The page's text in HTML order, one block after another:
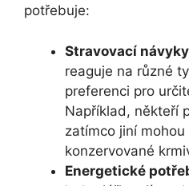
potřebuje:
Stravovací
reaguje na různé
preferenci pro
Například, někteří
zatímco jiní
konzervované
Energetické